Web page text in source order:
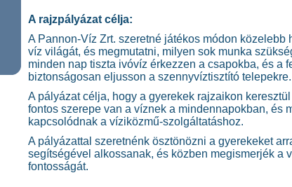
A rajzpályázat célja:
A Pannon‑Víz Zrt. szeretné játékos módon közelebb
víz világát, és megmutatni, milyen sok munka
minden nap tiszta ivóvíz érkezzen a csapokba, és a
biztonságosan eljusson a szennyvíztisztító telepekre.
A pályázat célja, hogy a gyerekek rajzaikon
fontos szerepe van a víznek a mindennapokban, és
kapcsolódnak a víziközmű‑szolgáltatáshoz.
A pályázattal szeretnénk ösztönözni a gyerekeket
segítségével alkossanak, és közben megismerjék a
fontosságát.